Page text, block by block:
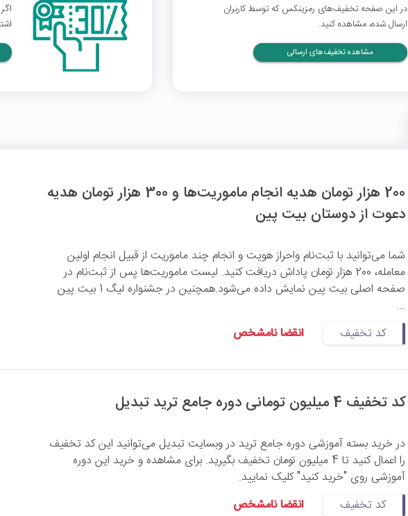
در این صفحه تخفیف‌های رمزینکس که توسط کاربران
ارسال شده، مشاهده کنید.
مشاهده تخفیف‌های ارسالی
200 هزار تومان هدیه انجام ماموریت‌ها و 300 هزار تومان هدیه
دعوت از دوستان بیت پین
شما می‌توانید با ثبت‌نام واحراز هویت و انجام چند ماموریت از قبیل انجام اولین
معامله، 200 هزار تومان پاداش دریافت کنید. لیست ماموریت‌ها پس از ثبت‌نام در
صفحه اصلی بیت پین نمایش داده می‌شود.همچنین در جشنواره لیگ 1 بیت پین
...
کد تخفیف
انقضا نامشخص
کد تخفیف 4 میلیون تومانی دوره جامع ترید تبدیل
در خرید بسته آموزشی دوره جامع ترید در وبسایت تبدیل می‌توانید این کد تخفیف
را اعمال کنید تا 4 میلیون تومان تخفیف بگیرید. برای مشاهده و خرید این دوره
آموزشی روی "خرید کنید" کلیک نمایید.
کد تخفیف
انقضا نامشخص